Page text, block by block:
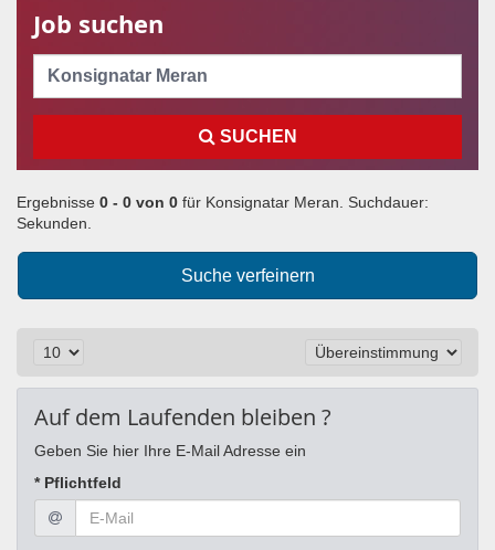
Job suchen
SUCHEN
Ergebnisse 0 - 0 von 0 für Konsignatar Meran. Suchdauer:
Sekunden.
Suche verfeinern
Auf dem Laufenden bleiben ?
Geben Sie hier Ihre E-Mail Adresse ein
* Pflichtfeld